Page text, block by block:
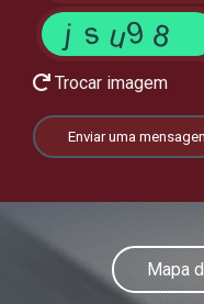
Trocar imagem
Enviar uma
Mapa